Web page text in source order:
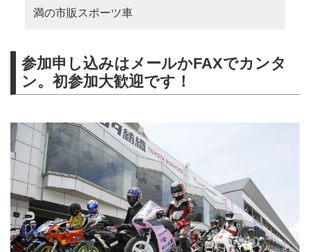
満の市販スポーツ車
参加申し込みはメールかFAXでカンタ
ン。初参加大歓迎です！